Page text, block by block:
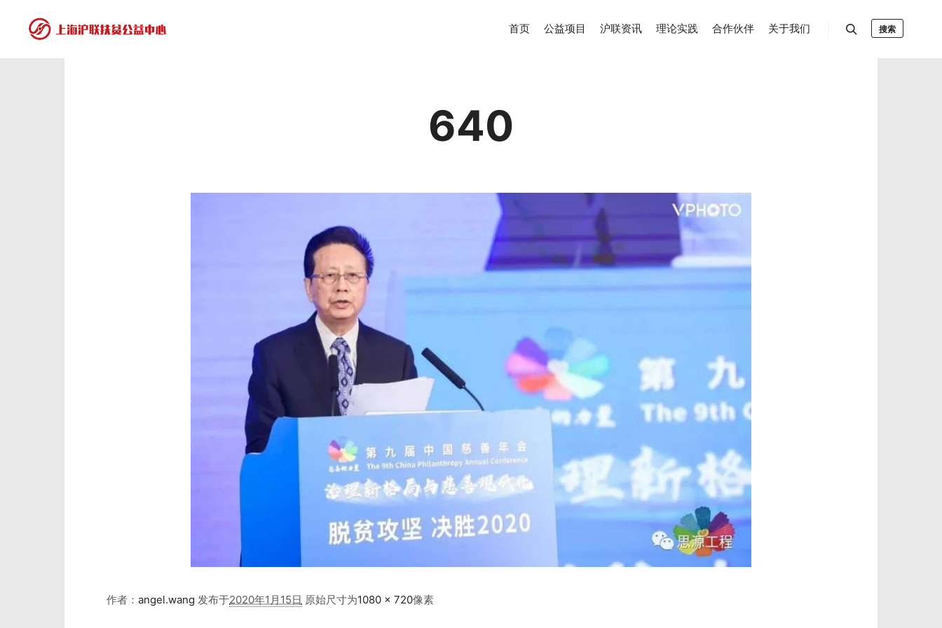
首页 公益项目 沪联资讯 理论实践 合作伙伴 关于我们 搜索
640
作者： angel.wang 发布于2020年1月15日 原始尺寸为1080 × 720像素